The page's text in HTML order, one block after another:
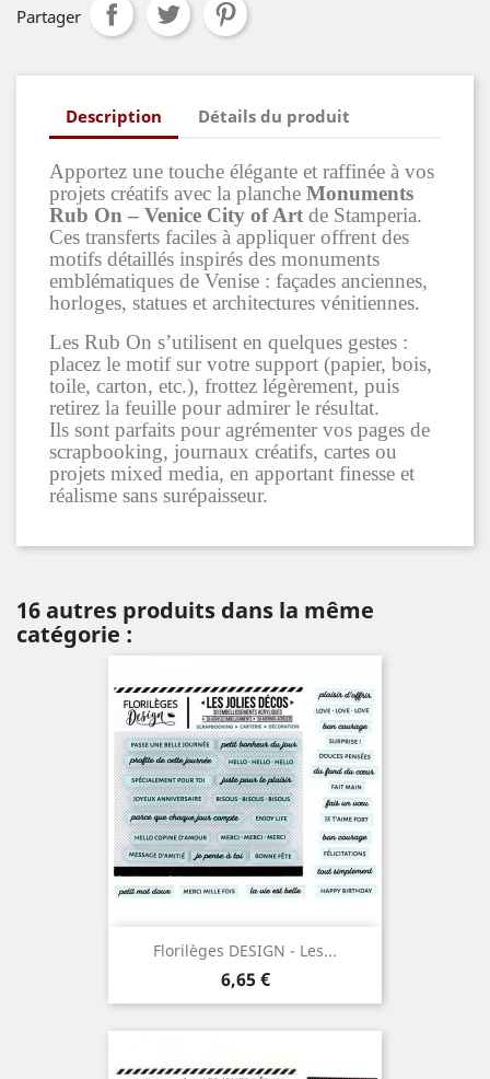
Partager
Description Détails du produit
Apportez une touche élégante et raffinée à vos
projets créatifs avec la planche Monuments
Rub On – Venice City of Art de Stamperia.
Ces transferts faciles à appliquer offrent des
motifs détaillés inspirés des monuments
emblématiques de Venise : façades anciennes,
horloges, statues et architectures vénitiennes.
Les Rub On s’utilisent en quelques gestes :
placez le motif sur votre support (papier, bois,
toile, carton, etc.), frottez légèrement, puis
retirez la feuille pour admirer le résultat.
Ils sont parfaits pour agrémenter vos pages de
scrapbooking, journaux créatifs, cartes ou
projets mixed media, en apportant finesse et
réalisme sans surépaisseur.
16 autres produits dans la même
catégorie :
Florilèges DESIGN - Les...
Prix
6,65 €